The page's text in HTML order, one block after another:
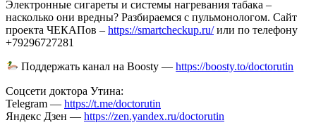
Электронные сигареты и системы нагревания табака –
насколько они вредны? Разбираемся с пульмонологом. Сайт
проекта ЧЕКАПов – https://smartcheckup.ru/или по телефону
+79296727281
Поддержать канал на Boosty —https://boosty.to/doctorutin
Соцсети доктора Утина:
Telegram — https://t.me/doctorutin
Яндекс Дзен — https://zen.yandex.ru/doctorutin